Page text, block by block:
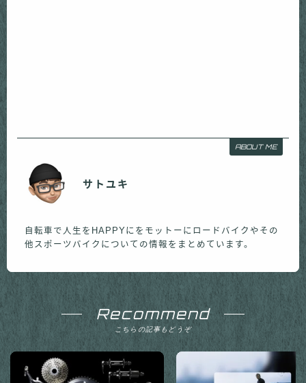
ABOUT ME
サトユキ
自転車で人生をHAPPYにをモットーにロードバイクやその
他スポーツバイクについての情報をまとめています。
Recommend
こちらの記事もどうぞ